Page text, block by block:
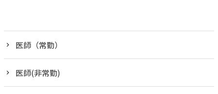
医師（常勤）
医師(非常勤)